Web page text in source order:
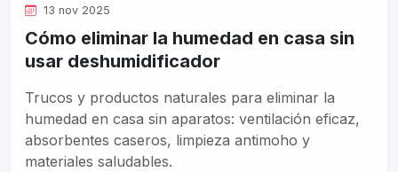
13 nov 2025
Cómo eliminar la humedad en casa sin
usar deshumidificador
Trucos y productos naturales para eliminar la
humedad en casa sin aparatos: ventilación eficaz,
absorbentes caseros, limpieza antimoho y
materiales saludables.